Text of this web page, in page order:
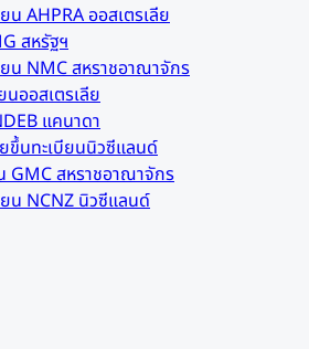
น AHPRA ออสเตรเลีย
สหรัฐฯ
น NMC สหราชอาณาจักร
นออสเตรเลีย
แคนาดา
ขึ้นทะเบียนนิวซีแลนด์
GMC สหราชอาณาจักร
น NCNZ นิวซีแลนด์